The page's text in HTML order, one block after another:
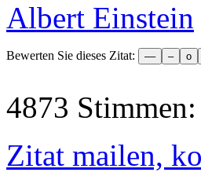
Albert Einstein
Bewerten Sie dieses Zitat:
4873 Stimmen:
Zitat mailen,